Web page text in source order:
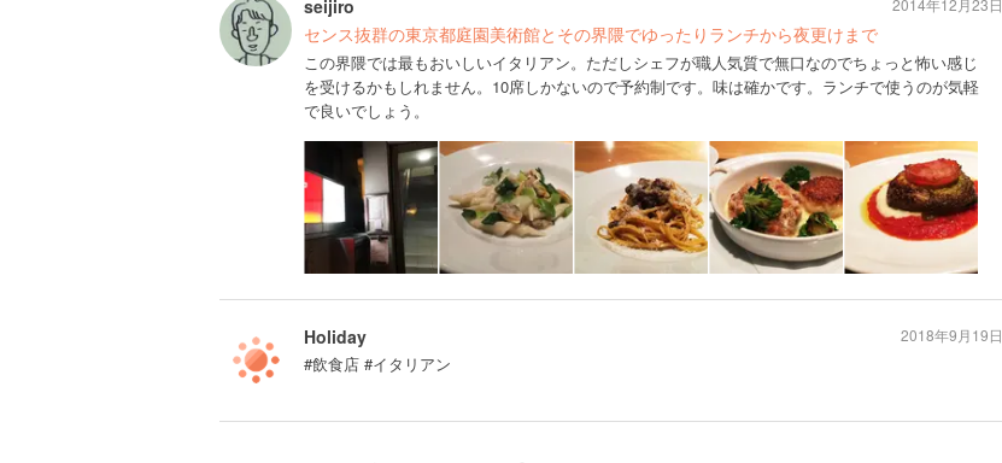
seijiro
センス抜群の東京都庭園美術館とその界隈でゆったりランチから夜更けまで
この界隈では最もおいしいイタリアン。ただしシェフが職人気質で無口なのでちょっと怖い感じ
を受けるかもしれません。10席しかないので予約制です。味は確かです。ランチで使うのが気軽
で良いでしょう。
2014年12月23日
Holiday
#飲食店 #イタリアン
2018年9月19日